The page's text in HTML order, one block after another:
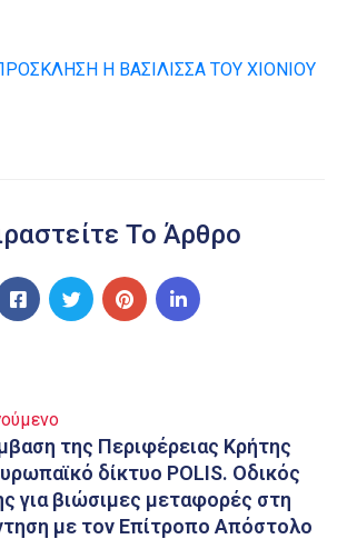
Η ΒΑΣΙΛΙΣΣΑ ΤΟΥ ΧΙΟΝΙΟΥ
Το Άρθρο
της Περιφέρειας Κρήτης
δίκτυο POLIS. Οδικός
για βιώσιμες μεταφορές στη
με τον Επίτροπο Απόστολο